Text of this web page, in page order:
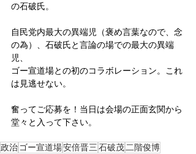
の石破氏。
自民党内最大の異端児（褒め言葉なので、念
の為）、石破氏と言論の場での最大の異端
児、
ゴー宣道場との初のコラボレーション。これ
は見逃せない。
奮ってご応募を！当日は会場の正面玄関から
堂々と入って下さい。
政治 ゴー宣道場安倍晋三石破茂 二階俊博